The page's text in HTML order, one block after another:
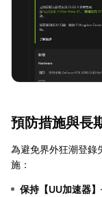
預防措施與長
為避免界外狂潮登錄
施：
保持【UU加速器